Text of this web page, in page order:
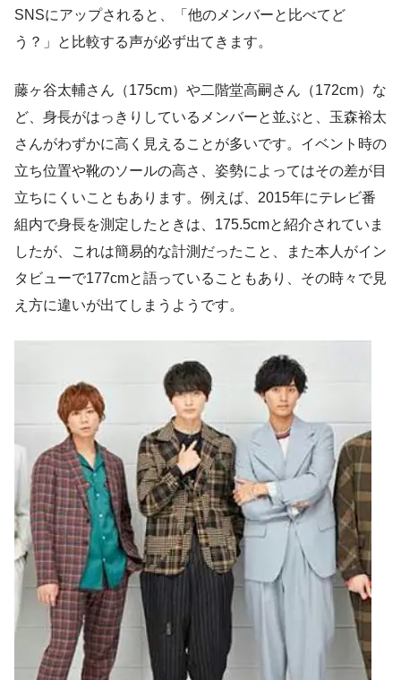
SNSにアップされると、「他のメンバーと比べてど
う？」と比較する声が必ず出てきます。
藤ヶ谷太輔さん（175cm）や二階堂高嗣さん（172cm）な
ど、身長がはっきりしているメンバーと並ぶと、玉森裕太
さんがわずかに高く見えることが多いです。イベント時の
立ち位置や靴のソールの高さ、姿勢によってはその差が目
立ちにくいこともあります。例えば、2015年にテレビ番
組内で身長を測定したときは、175.5cmと紹介されていま
したが、これは簡易的な計測だったこと、また本人がイン
タビューで177cmと語っていることもあり、その時々で見
え方に違いが出てしまうようです。